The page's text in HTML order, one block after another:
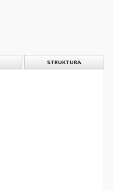
STRUKTURA